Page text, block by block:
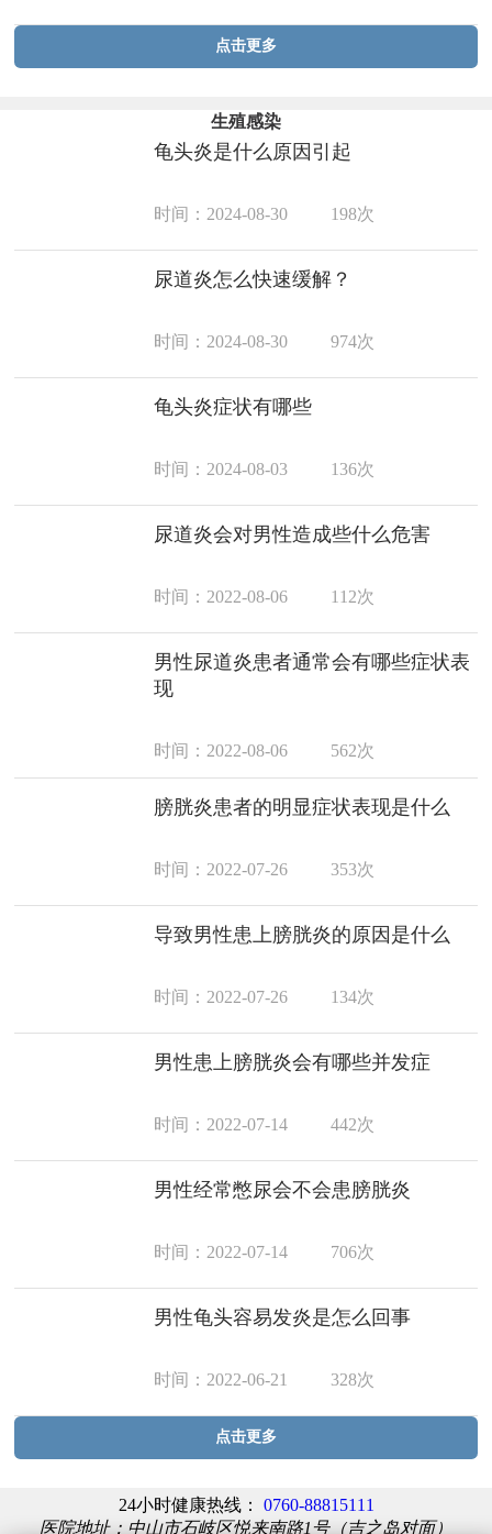
点击更多
生殖感染
龟头炎是什么原因引起
时间：2024-08-30 198次
尿道炎怎么快速缓解？
时间：2024-08-30 974次
龟头炎症状有哪些
时间：2024-08-03 136次
尿道炎会对男性造成些什么危害
时间：2022-08-06 112次
男性尿道炎患者通常会有哪些症状表
现
时间：2022-08-06 562次
膀胱炎患者的明显症状表现是什么
时间：2022-07-26 353次
导致男性患上膀胱炎的原因是什么
时间：2022-07-26 134次
男性患上膀胱炎会有哪些并发症
时间：2022-07-14 442次
男性经常憋尿会不会患膀胱炎
时间：2022-07-14 706次
男性龟头容易发炎是怎么回事
时间：2022-06-21 328次
点击更多
24小时健康热线：
0760-88815111
医院地址：中山市石岐区悦来南路1号（吉之岛对面）